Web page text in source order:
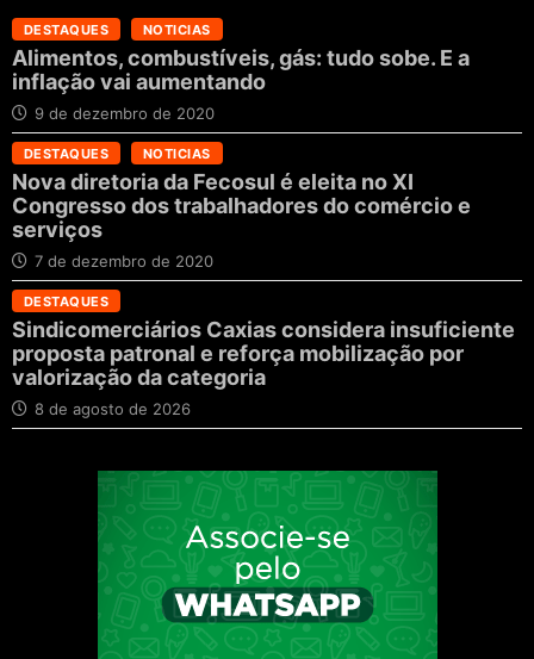
DESTAQUES NOTICIAS
Alimentos, combustíveis, gás: tudo sobe. E a
inflação vai aumentando
9 de dezembro de 2020
DESTAQUES NOTICIAS
Nova diretoria da Fecosul é eleita no XI
Congresso dos trabalhadores do comércio e
serviços
7 de dezembro de 2020
DESTAQUES
Sindicomerciários Caxias considera insuficiente
proposta patronal e reforça mobilização por
valorização da categoria
8 de agosto de 2026